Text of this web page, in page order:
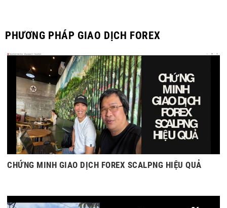
PHƯƠNG PHÁP GIAO DỊCH FOREX
CHỨNG MINH GIAO DỊCH FOREX SCALPNG HIỆU QUẢ